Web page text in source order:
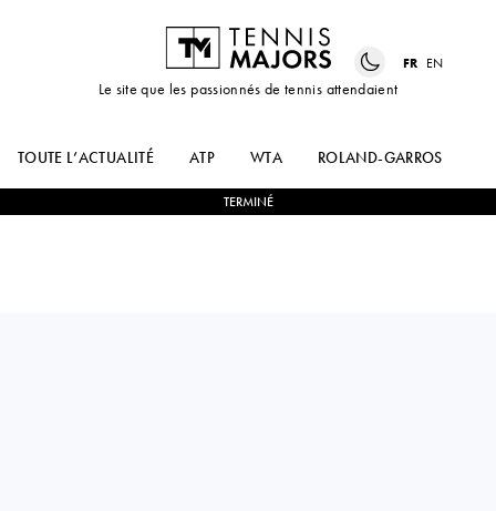
Le site que les passionnés de tennis attendaient
FR EN
TOUTE L’ACTUALITÉ ATP WTA ROLAND-GARROS
TERMINÉ